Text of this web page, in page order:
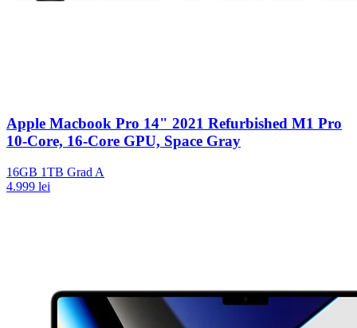
Apple Macbook Pro 14" 2021 Refurbished M1 Pro
10-Core, 16-Core GPU, Space Gray
16GB 1TB Grad A
4.999 lei